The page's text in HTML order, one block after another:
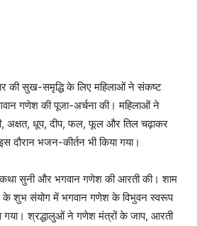
की सुख-समृद्धि के लिए महिलाओं ने संकष्ट
गणेश की पूजा-अर्चना की। महिलाओं ने
अक्षत, धूप, दीप, फल, फूल और तिल चढ़ाकर
दौरान भजन-कीर्तन भी किया गया।
सुनी और भगवान गणेश की आरती की। शाम
के शुभ संयोग में भगवान गणेश के विभुवन स्वरूप
गया। श्रद्धालुओं ने गणेश मंत्रों के जाप, आरती